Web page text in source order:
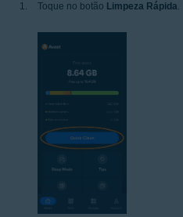
Toque no botão Limpeza Rápida.